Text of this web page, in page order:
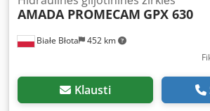
Białe Błota 452 km
AMADA PROMECAM GPX 630
Klausti